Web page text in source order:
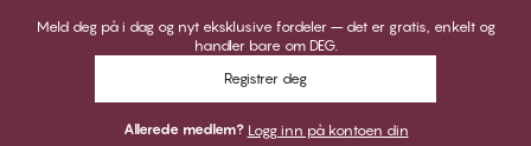
Meld deg på i dag og nyt eksklusive fordeler – det er gratis, enkelt og
handler bare om DEG.
Registrer deg
Allerede medlem? Logg inn på kontoen din